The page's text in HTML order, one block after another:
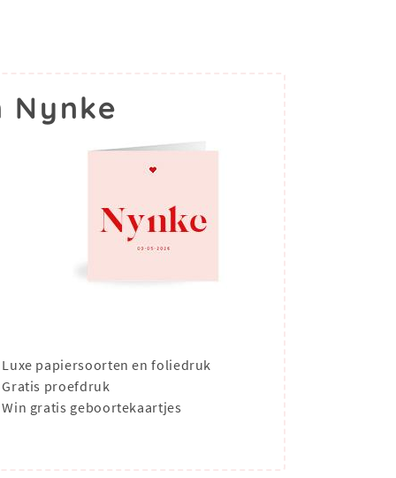
Nynke
papiersoorten en foliedruk
proefdruk
gratis geboortekaartjes